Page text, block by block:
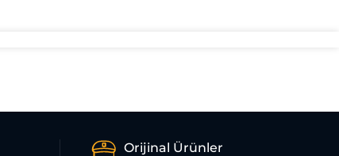
Orijinal Ürünler